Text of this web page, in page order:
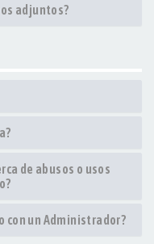
adjuntos?
de abusos o usos
con un Administrador?